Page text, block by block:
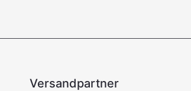
Versandpartner